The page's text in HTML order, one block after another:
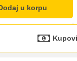
u korpu